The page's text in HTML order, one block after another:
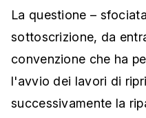
La questione –
sottoscrizione, da
convenzione che ha
l'avvio dei lavori di
successivamente la